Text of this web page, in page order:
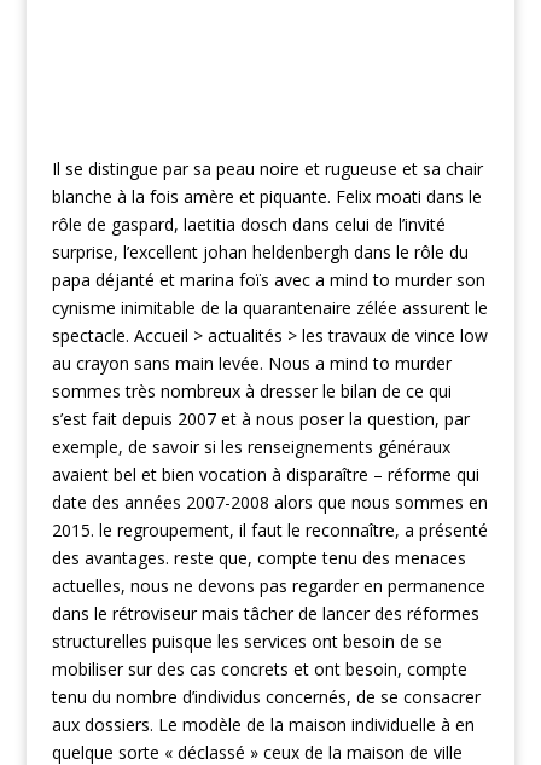
Il se distingue par sa peau noire et rugueuse et sa chair
blanche à la fois amère et piquante. Felix moati dans le
rôle de gaspard, laetitia dosch dans celui de l’invité
surprise, l’excellent johan heldenbergh dans le rôle du
papa déjanté et marina foïs avec a mind to murder son
cynisme inimitable de la quarantenaire zélée assurent le
spectacle. Accueil > actualités > les travaux de vince low
au crayon sans main levée. Nous a mind to murder
sommes très nombreux à dresser le bilan de ce qui
s’est fait depuis 2007 et à nous poser la question, par
exemple, de savoir si les renseignements généraux
avaient bel et bien vocation à disparaître – réforme qui
date des années 2007-2008 alors que nous sommes en
2015. le regroupement, il faut le reconnaître, a présenté
des avantages. reste que, compte tenu des menaces
actuelles, nous ne devons pas regarder en permanence
dans le rétroviseur mais tâcher de lancer des réformes
structurelles puisque les services ont besoin de se
mobiliser sur des cas concrets et ont besoin, compte
tenu du nombre d’individus concernés, de se consacrer
aux dossiers. Le modèle de la maison individuelle à en
quelque sorte « déclassé » ceux de la maison de ville